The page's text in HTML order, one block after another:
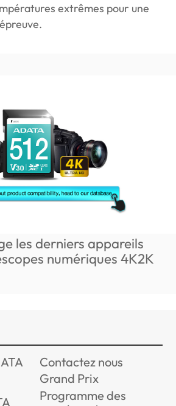
extrêmes pour une
les derniers appareils
numériques 4K2K
Contactez nous
Grand Prix
Programme des